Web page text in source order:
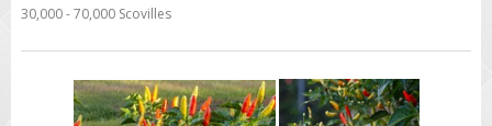
30,000 - 70,000 Scovilles